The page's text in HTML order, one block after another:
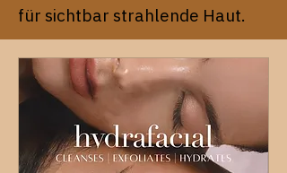
für sichtbar strahlende Haut.